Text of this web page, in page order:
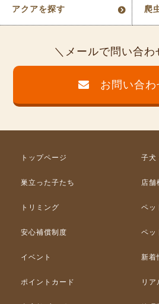
アクアを探す 爬
メールで問い合わ
お問い合わ
トップページ 子犬
巣立った子たち 店舗
トリミング ペッ
安心補償制度 ペッ
イベント 新着
ポイントカード リア